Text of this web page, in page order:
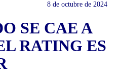
8 de octubre de 2024
SE CAE A
RATING ES